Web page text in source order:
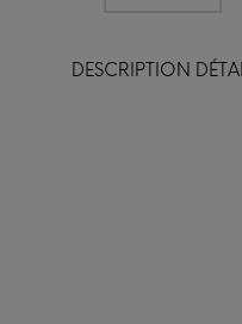
DESCRIPTION